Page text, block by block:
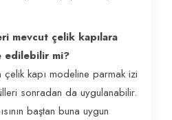
mevcut çelik kapılara
edilebilir mi?
kapı modeline parmak izi
sonradan da uygulanabilir.
baştan buna uygun